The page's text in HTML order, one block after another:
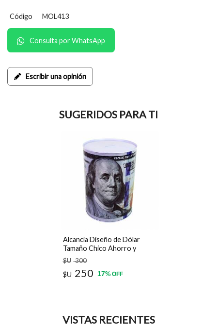
Código MOL413
Consulta por WhatsApp
Escribir una opinión
SUGERIDOS PARA TI
Alcancía Diseño de Dólar
Tamaño Chico Ahorro y
Decoración
$U 300
$U 250 17% OFF
VISTAS RECIENTES